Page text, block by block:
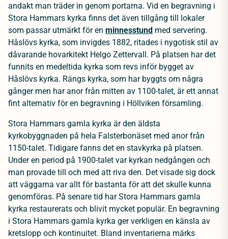
andakt man träder in genom portarna. Vid en begravning i
Stora Hammars kyrka finns det även tillgång till lokaler
som passar utmärkt för en minnesstund med servering.
Håslövs kyrka, som invigdes 1882, ritades i nygotisk stil av
dåvarande hovarkitekt Helgo Zettervall. På platsen har det
funnits en medeltida kyrka som revs inför bygget av
Håslövs kyrka. Rängs kyrka, som har byggts om några
gånger men har anor från mitten av 1100-talet, är ett annat
fint alternativ för en begravning i Höllviken församling.
Stora Hammars gamla kyrka är den äldsta
kyrkobyggnaden på hela Falsterbonäset med anor från
1150-talet. Tidigare fanns det en stavkyrka på platsen.
Under en period på 1900-talet var kyrkan nedgången och
man provade till och med att riva den. Det visade sig dock
att väggarna var allt för bastanta för att det skulle kunna
genomföras. På senare tid har Stora Hammars gamla
kyrka restaurerats och blivit mycket populär. En begravning
i Stora Hammars gamla kyrka ger verkligen en känsla av
kretslopp och kontinuitet. Bland inventarierna märks